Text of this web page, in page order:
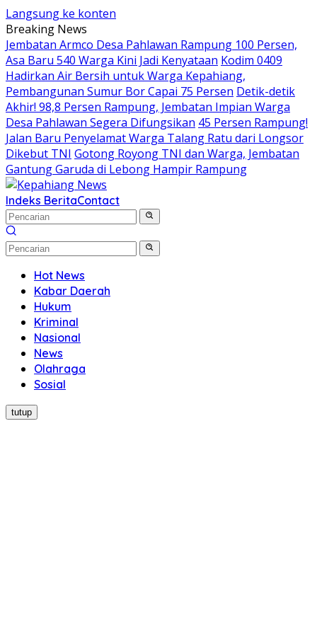
Langsung ke konten
Breaking News
Jembatan Armco Desa Pahlawan Rampung 100 Persen,
Asa Baru 540 Warga Kini Jadi Kenyataan Kodim 0409
Hadirkan Air Bersih untuk Warga Kepahiang,
Pembangunan Sumur Bor Capai 75 Persen Detik-detik
Akhir! 98,8 Persen Rampung, Jembatan Impian Warga
Desa Pahlawan Segera Difungsikan 45 Persen Rampung!
Jalan Baru Penyelamat Warga Talang Ratu dari Longsor
Dikebut TNI Gotong Royong TNI dan Warga, Jembatan
Gantung Garuda di Lebong Hampir Rampung
Indeks BeritaContact
Hot News
Kabar Daerah
Hukum
Kriminal
Nasional
News
Olahraga
Sosial
tutup